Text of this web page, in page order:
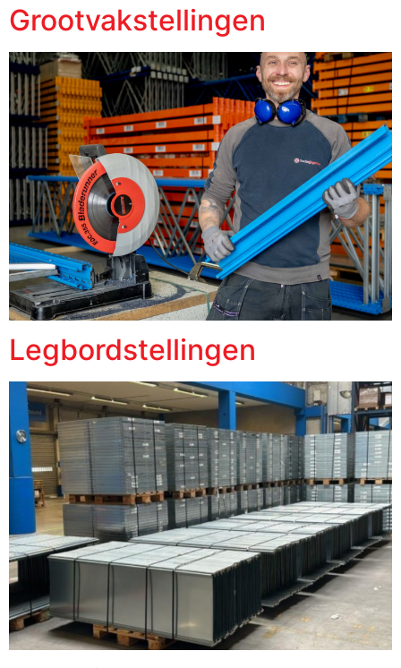
Grootvakstellingen
Legbordstellingen